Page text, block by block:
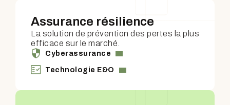
Assurance résilience
La solution de prévention des pertes la plus
efficace sur le marché.
Cyberassurance
Technologie E&O